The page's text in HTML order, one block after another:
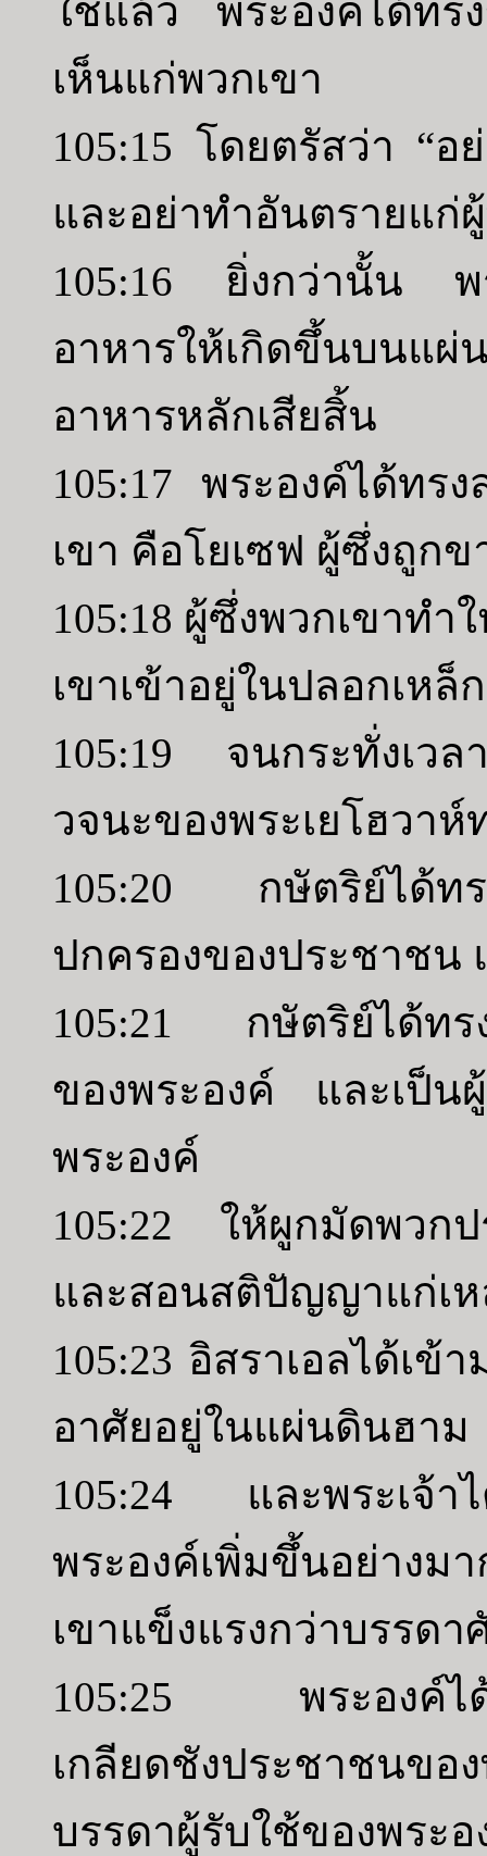
ใช่แล้ว พระองค์ได้ทร
เห็นแก่พวกเขา
105:15 โดยตรัสว่า “อ
และอย่าทำอันตรายแก่
105:16 ยิ่งกว่านั้น พร
อาหารให้เกิดขึ้นบน
อาหารหลักเสียสิ้น
105:17 พระองค์ได้ทร
เขา คือโยเซฟ ผู้ซึ่งถูก
105:18 ผู้ซึ่งพวกเขาทำ
เขาเข้าอยู่ในปลอกเหล็ก
105:19 จนกระทั่งเว
วจนะของพระเยโฮวาห์
105:20 กษัตริย์ได้ท
ปกครองของประชาชน
105:21 กษัตริย์ได้ทรง
ของพระองค์ และเป็น
พระองค์
105:22 ให้ผูกมัดพวก
และสอนสติปัญญาแก่เห
105:23 อิสราเอลได้เข้
อาศัยอยู่ในแผ่นดินฮาม
105:24 และพระเจ้า
พระองค์เพิ่มขึ้นอย่างม
เขาแข็งแรงกว่าบรรดา
105:25 พระองค์ได้ท
เกลียดชังประชาชนข
บรรดาผู้รับใช้ของพระอ